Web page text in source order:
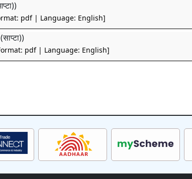
pdf | Language: English]
pdf | Language: English]